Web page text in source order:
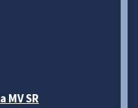
SR